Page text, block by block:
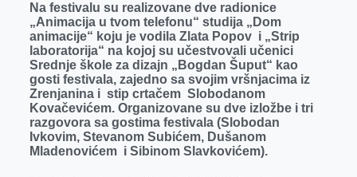
Na festivalu su realizovane dve radionice
„Animacija u tvom telefonu“ studija „Dom
animacije“ koju je vodila Zlata Popov i „Strip
laboratorija“ na kojoj su učestvovali učenici
Srednje škole za dizajn „Bogdan Šuput“ kao
gosti festivala, zajedno sa svojim vršnjacima iz
Zrenjanina i stip crtačem Slobodanom
Kovačevićem. Organizovane su dve izložbe i tri
razgovora sa gostima festivala (Slobodan
Ivkovim, Stevanom Subićem, Dušanom
Mladenovićem i Sibinom Slavkovićem).